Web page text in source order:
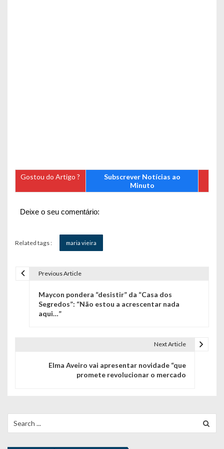
Gostou do Artigo ?
Subscrever Notícias ao
Minuto
Deixe o seu comentário:
Related tags : maria vieira
o
d
Previous Article
Maycon pondera “desistir” da “Casa dos
Segredos”: “Não estou a acrescentar nada
aqui…”
Next Article
Elma Aveiro vai apresentar novidade “que
promete revolucionar o mercado
for: